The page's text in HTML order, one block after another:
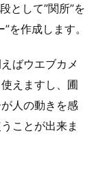
として”関所”を
を作成します。
ばウエブカメ
えますし、圃
人の動きを感
ことが出来ま